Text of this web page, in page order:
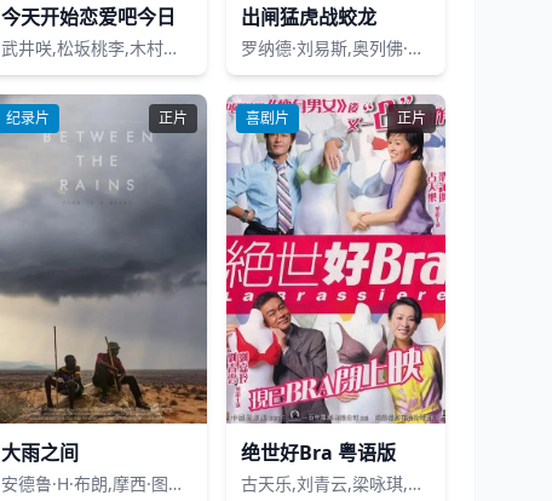
今天开始恋爱吧今日
武井咲,松坂桃李,木村文乃,山崎贤人,新川优爱,高梨临,青柳翔,长谷川初范
出闸猛虎战蛟龙
罗纳德·刘易斯,奥列佛·里德,伊冯·罗曼,凯瑟琳·伍德维尔
纪录片 正片
大雨之间
安德鲁·H·布朗,摩西·图拉尼拉
喜剧片 正片
绝世好Bra 粤语版
古天乐,刘青云,梁咏琪,刘嘉玲,李珊珊,青山知可子,卓韵芝,莫文蔚,谷祖琳,冯德伦,田蕊妮,谭耀文